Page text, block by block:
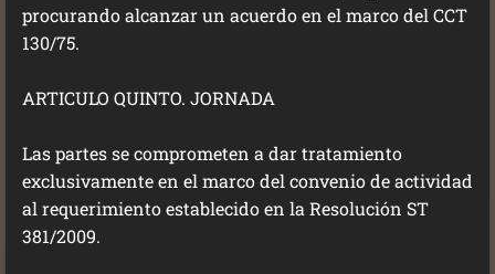
procurando alcanzar un acuerdo en el marco del CCT
130/75.
ARTICULO QUINTO. JORNADA
Las partes se comprometen a dar tratamiento
exclusivamente en el marco del convenio de actividad
al requerimiento establecido en la Resolución ST
381/2009.